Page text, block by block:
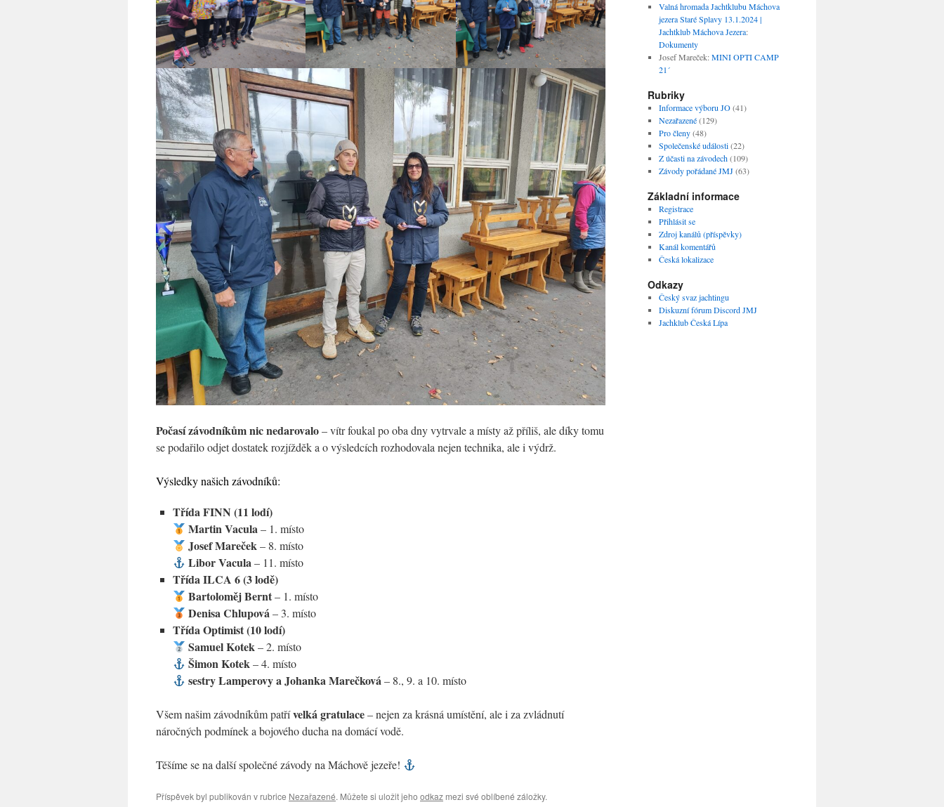
Počasí závodníkům nic nedarovalo– vítr foukal po oba dny vytrvale a místy až příliš, ale díky tomu
se podařilo odjet dostatek rozjížděk a o výsledcích rozhodovala nejen technika, ale i výdrž.
Výsledky našich závodníků:
Třída FINN (11 lodí)
Martin Vacula– 1. místo
Josef Mareček– 8. místo
Libor Vacula– 11. místo
Třída ILCA 6 (3 lodě)
Bartoloměj Bernt– 1. místo
Denisa Chlupová– 3. místo
Třída Optimist (10 lodí)
Samuel Kotek– 2. místo
Šimon Kotek– 4. místo
sestry Lamperovy a Johanka Marečková– 8., 9. a 10. místo
Všem našim závodníkům patřívelká gratulace– nejen za krásná umístění, ale i za zvládnutí
náročných podmínek a bojového ducha na domácí vodě.
Těšíme se na další společné závody na Máchově jezeře!
Příspěvek byl publikován v rubrice Nezařazené. Můžete si uložit jeho odkaz mezi své oblíbené záložky.
Valná hromada Jachtklubu Máchova
jezera Staré Splavy 13.1.2024 |
Jachtklub Máchova Jezera:
Dokumenty
Josef Mareček:MINI OPTI CAMP
21´
Rubriky
Informace výboru JO(41)
Nezařazené(129)
Pro členy(48)
Společenské události(22)
Z účasti na závodech(109)
Závody pořádané JMJ(63)
Základní informace
Registrace
Přihlásit se
Zdroj kanálů (příspěvky)
Kanál komentářů
Česká lokalizace
Odkazy
Český svaz jachtingu
Diskuzní fórum Discord JMJ
Jachklub Česká Lípa